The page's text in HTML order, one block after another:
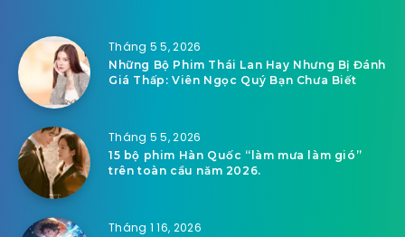
Tháng 5 5, 2026
Những Bộ Phim Thái Lan Hay Nhưng Bị Đánh
Giá Thấp: Viên Ngọc Quý Bạn Chưa Biết
Tháng 5 5, 2026
15 bộ phim Hàn Quốc “làm mưa làm gió”
trên toàn cầu năm 2026.
Tháng 1 16, 2026